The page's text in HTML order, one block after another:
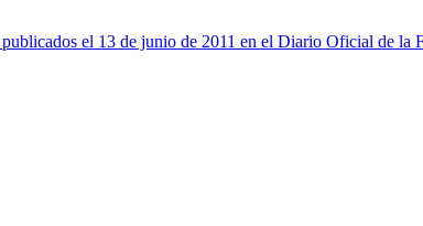
el 13 de junio de 2011 en el Diario Oficial de la